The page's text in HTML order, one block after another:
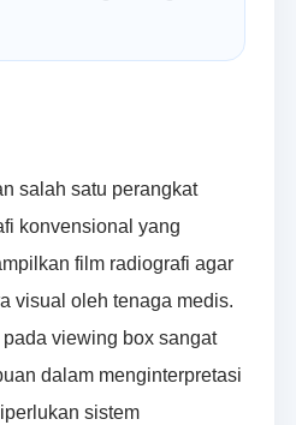
salah satu perangkat
konvensional yang
film radiografi agar
visual oleh tenaga medis.
viewing box sangat
dalam menginterpretasi
sistem